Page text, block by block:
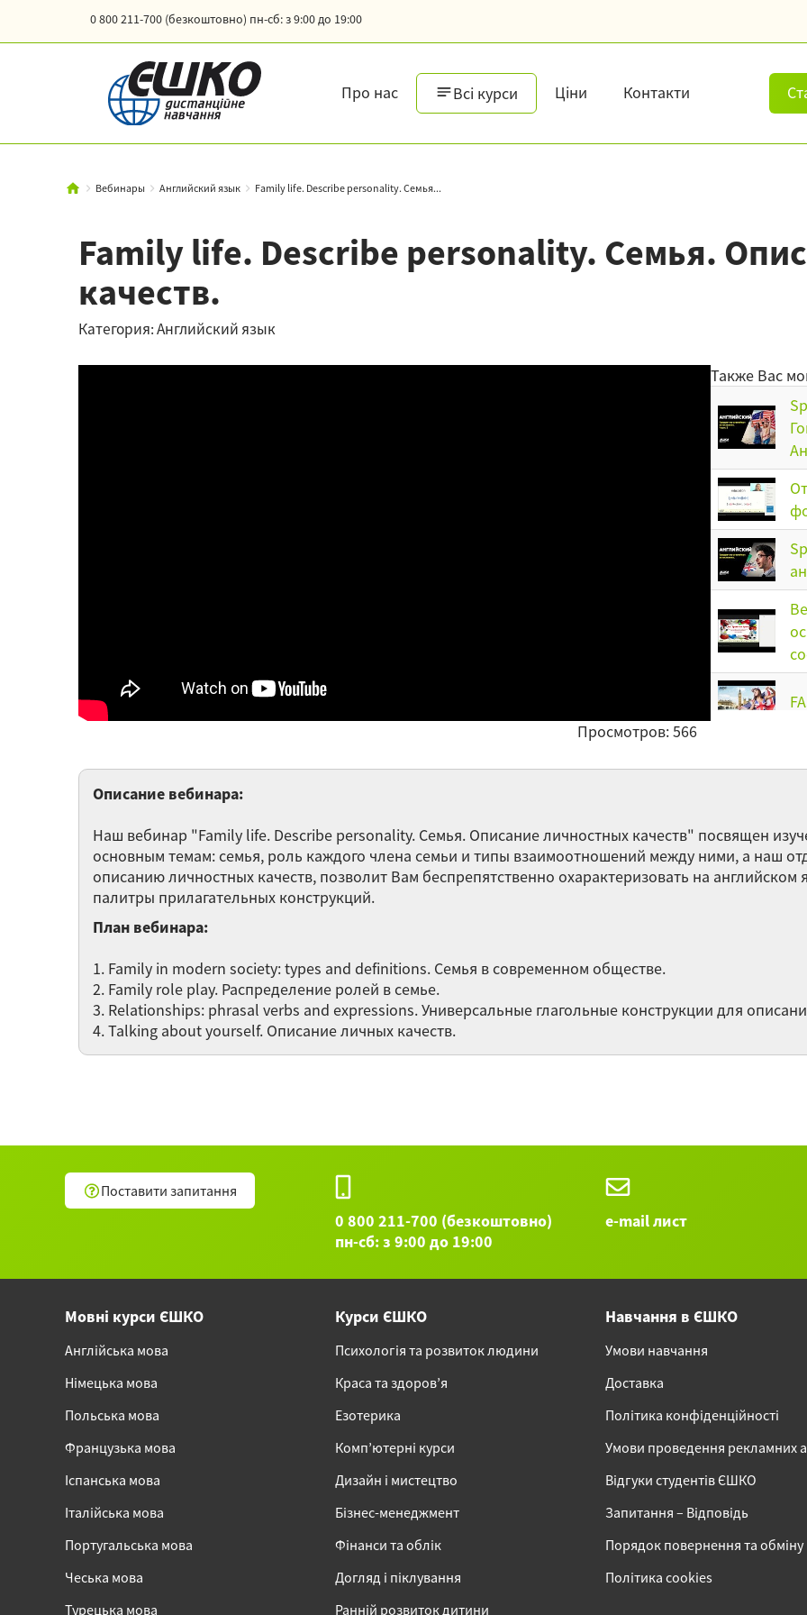
0 800 211-700 (безкоштовно) пн-сб: з 9:00 до 19:00
Про нас Всі курси Ціни Контакти
Вебинары Английский язык Family life. Describe personality. Семья...
Family life. Describe personality. Семья.
качеств.
Категория: Английский язык
Просмотров: 566
Также Вас
Описание вебинара:
Наш вебинар "Family life. Describe personality. Семья. Описание личностных качеств" посвящен
основным темам: семья, роль каждого члена семьи и типы взаимоотношений между ними, а наш
описанию личностных качеств, позволит Вам беспрепятственно охарактеризовать на
палитры прилагательных конструкций.
План вебинара:
1. Family in modern society: types and definitions. Семья в современном обществе.
2. Family role play. Распределение ролей в семье.
3. Relationships: phrasal verbs and expressions. Универсальные глагольные конструкции для
4. Talking about yourself. Описание личных качеств.
Поставити запитання
0 800 211-700 (безкоштовно)
пн-сб: з 9:00 до 19:00
e-mail лист
Мовні курси ЄШКО
Англійська мова
Німецька мова
Польська мова
Французька мова
Іспанська мова
Італійська мова
Португальська мова
Чеська мова
Турецька мова
Курси ЄШКО
Психологія та розвиток людини
Краса та здоров’я
Езотерика
Комп’ютерні курси
Дизайн і мистецтво
Бізнес-менеджмент
Фінанси та облік
Догляд і піклування
Ранній розвиток дитини
Навчання в ЄШКО
Умови навчання
Доставка
Політика конфіденційності
Умови проведення рекламних
Відгуки студентів ЄШКО
Запитання – Відповідь
Порядок повернення та обміну
Політика cookies